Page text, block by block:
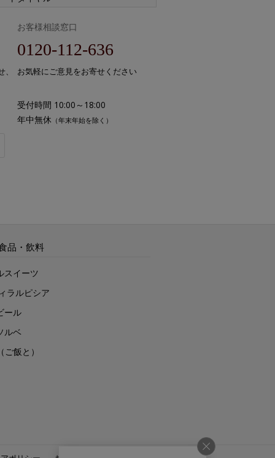
お客様相談窓口
0120-112-636
お気軽にご意見をお寄せください
受付時間 10:00～18:00
年中無休 （年末年始を除く）
品・飲料
スイーツ
ラルピシア
ール
ルベ
飯と）